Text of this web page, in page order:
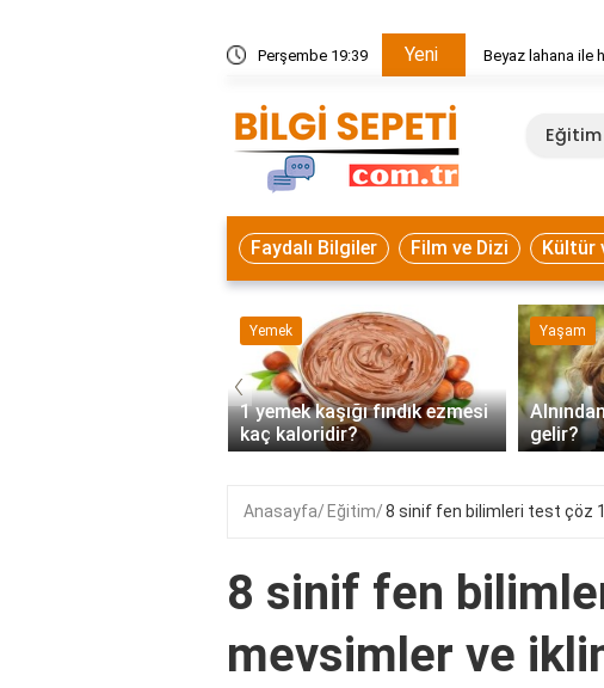
Perşembe 19:39 Yeni Beyaz lahana ile
Eğitim
Faydalı Bilgiler Film ve Dizi Kültür
Yemek
1 yemek kaşığı fındık ezmesi
kaç kaloridir?
Yaşam
gelir?
‹
Anasayfa Eğitim 8 sinif fen bilimleri test çöz
8 sinif fen
mevsimler ve